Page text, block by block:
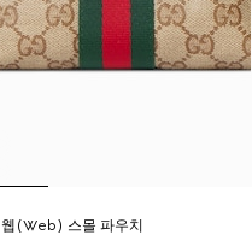
웹(Web) 스몰 파우치